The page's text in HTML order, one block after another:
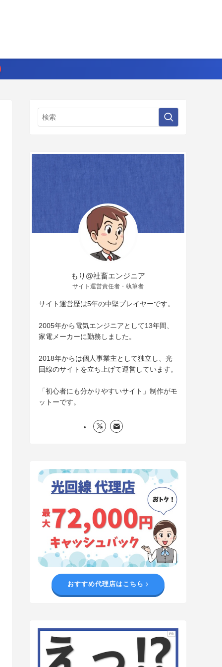
もり@社畜エンジニア
サイト運営責任者・執筆者
サイト運営歴は5年の中堅プレイヤーです。
2005年から電気エンジニアとして13年間、
家電メーカーに勤務しました。
2018年からは個人事業主として独立し、光
回線のサイトを立ち上げて運営しています。
「初心者にも分かりやすいサイト」制作がモ
ットーです。
おすすめ代理店はこちら